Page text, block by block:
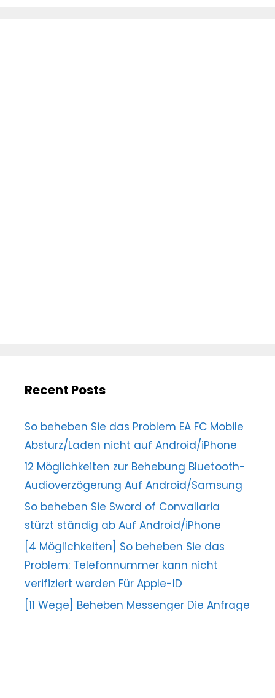
Recent Posts
So beheben Sie das Problem EA FC Mobile
Absturz/Laden nicht auf Android/iPhone
12 Möglichkeiten zur Behebung Bluetooth-
Audioverzögerung Auf Android/Samsung
So beheben Sie Sword of Convallaria
stürzt ständig ab Auf Android/iPhone
[4 Möglichkeiten] So beheben Sie das
Problem: Telefonnummer kann nicht
verifiziert werden Für Apple-ID
[11 Wege] Beheben Messenger Die Anfrage